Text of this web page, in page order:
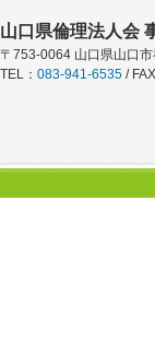
山口県倫理法人会
〒753-0064 山口県山口
TEL： 083-941-6535 /